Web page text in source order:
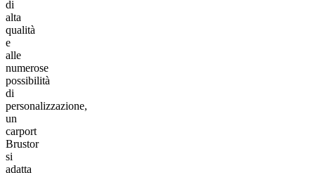
di
alta
qualità
e
alle
numerose
possibilità
di
personalizzazione,
un
carport
Brustor
si
adatta